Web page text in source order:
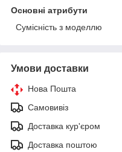
Основні атрибути
Сумісність з моделлю
Умови доставки
Нова Пошта
Самовивіз
Доставка кур'єром
Доставка поштою